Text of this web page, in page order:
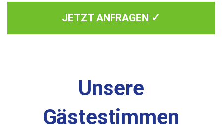
JETZT ANFRAGEN ✓
Unsere
Gästestimmen